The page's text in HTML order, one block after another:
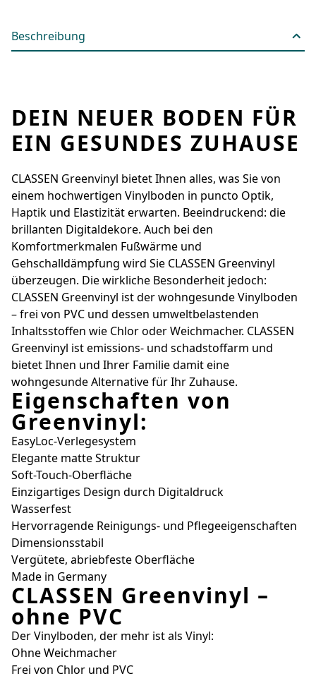
Beschreibung
DEIN NEUER BODEN FÜR
EIN GESUNDES ZUHAUSE
CLASSEN Greenvinyl bietet Ihnen alles, was Sie von
einem hochwertigen Vinylboden in ­puncto Optik,
Haptik und Elastizität erwarten. Beeindruckend: die
brillanten Digital­dekore. Auch bei den
Komfortmerkmalen Fußwärme und
Gehschalldämpfung wird Sie ­CLASSEN Greenvinyl
überzeugen. Die wirkliche ­Besonderheit jedoch:
CLASSEN Greenvinyl ist der wohngesunde Vinylboden
– frei von PVC und dessen umwelt­belastenden
Inhaltsstoffen wie Chlor oder Weichmacher. CLASSEN
Greenvinyl ist emissions- und schadstoffarm und
bietet Ihnen und Ihrer Familie damit eine
wohngesunde Alternative für Ihr Zuhause.
Eigenschaften von
Greenvinyl:
EasyLoc-Verlegesystem
Elegante matte Struktur
Soft-Touch-Oberfläche
Einzigartiges Design durch Digitaldruck
Wasserfest
Hervorragende Reinigungs- und Pflegeeigenschaften
Dimensionsstabil
Vergütete, abriebfeste Oberfläche
Made in Germany
CLASSEN Greenvinyl –
ohne PVC
Der Vinylboden, der mehr ist als Vinyl:
Ohne Weichmacher
Frei von Chlor und PVC